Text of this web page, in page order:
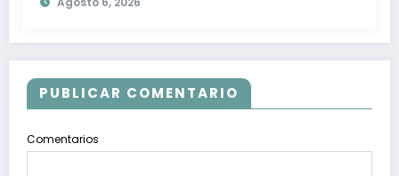
PUBLICAR COMENTARIO
Comentarios